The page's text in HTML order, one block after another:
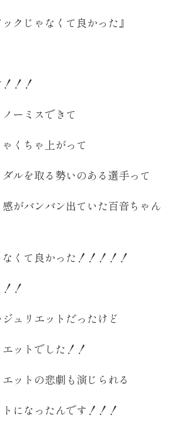
クじゃなくて良かった』
！！
ーミスできて
くちゃ上がって
ルを取る勢いのある選手って
がバンバン出ていた百音ちゃん
くて良かった！！！！！
！
ュリエットだったけど
ットでした！！
ットの悲劇も演じられる
になったんです！！！